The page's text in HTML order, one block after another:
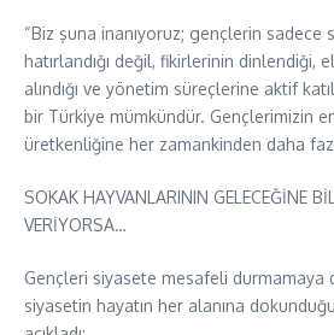
“Biz şuna inanıyoruz; gençlerin sadece
hatırlandığı değil, fikirlerinin dinlendiği,
alındığı ve yönetim süreçlerine aktif
bir Türkiye mümkündür. Gençlerimizin
üretkenliğine her zamankinden daha
SOKAK HAYVANLARININ GELECEĞİNE
VERİYORSA…
Gençleri siyasete mesafeli durmamaya
siyasetin hayatın her alanına